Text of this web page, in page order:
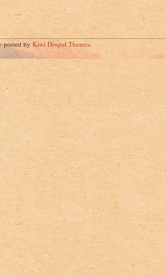
ported byKiwi Drupal Themes.